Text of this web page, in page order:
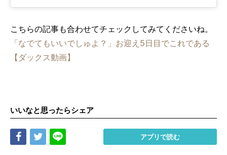
こちらの記事も合わせてチェックしてみてくださいね。
「なでてもいいでしゅよ？」お迎え5日目でこれである
【ダックス動画】
いいなと思ったらシェア
Share Tweet アプリで読む